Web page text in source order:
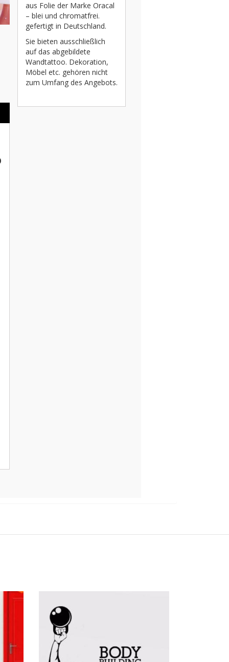
aus Folie der Marke Oracal
– blei und chromatfrei.
gefertigt in Deutschland.
Sie bieten ausschließlich
auf das abgebildete
Wandtattoo. Dekoration,
Möbel etc. gehören nicht
zum Umfang des Angebots.